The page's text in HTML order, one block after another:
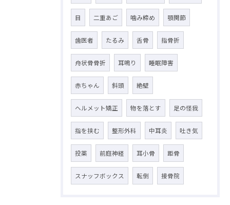
目 二重あご 噛み締め 顎関節
歯医者 たるみ 舌骨 指骨折
舟状骨骨折 耳鳴り 睡眠障害
赤ちゃん 斜頭 絶壁
ヘルメット矯正 物を落とす 足の怪我
指を挟む 整形外科 中耳炎 吐き気
投薬 前庭神経 耳小骨 距骨
スナッフボックス 転倒 接骨院